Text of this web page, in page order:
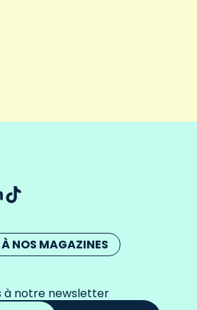
À NOS MAGAZINES
à notre newsletter